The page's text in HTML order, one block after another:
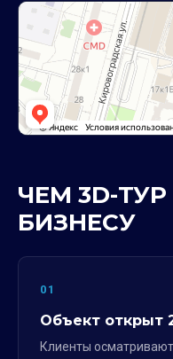
ЧЕМ 3D-
БИЗНЕСУ
01
Объект открыт
Клиенты